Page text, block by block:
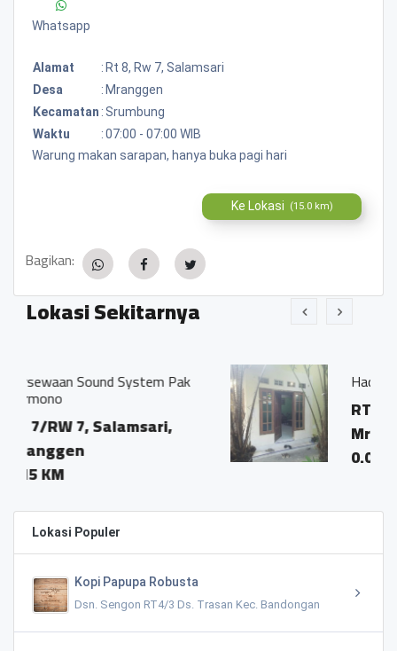
Whatsapp
Alamat : Rt 8, Rw 7, Salamsari
Desa
: Mranggen
Kecamatan : Srumbung
Waktu
:07:00 - 07:00 WIB
Warung makan sarapan, hanya buka pagi hari
Ke Lokasi (15.0 km)
Bagikan:
Lokasi Sekitarnya
Pak Hadroh (Rebana) - Dwi
RT 8/RW 7, Salamsari,
Mranggen, Srumbung
0.08 KM
Lokasi Populer
Kopi Papupa Robusta
Dsn. Sengon RT4/3 Ds. Trasan Kec. Bandongan